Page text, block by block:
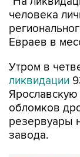
человека
Евраев в
Утром в
ликвидации
Ярославскую
обломков
резервуары
завода.